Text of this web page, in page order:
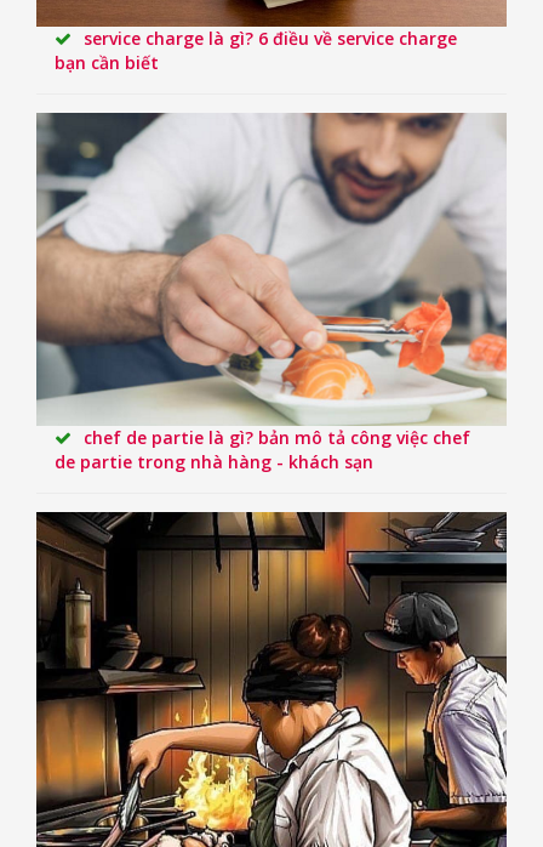
service charge là gì? 6 điều về service charge
bạn cần biết
chef de partie là gì? bản mô tả công việc chef
de partie trong nhà hàng - khách sạn